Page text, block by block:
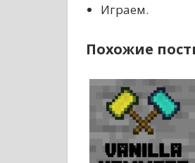
Играем.
Похожие